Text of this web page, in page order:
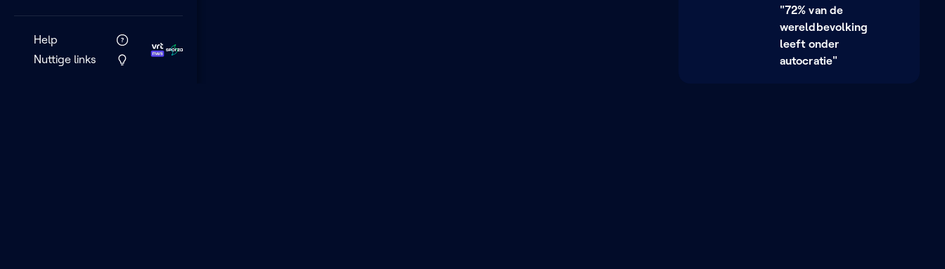
Help
Nuttige links
"72% van de
wereldbevolking
leeft onder
autocratie"